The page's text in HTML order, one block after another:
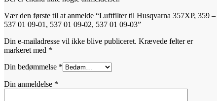
Vær den første til at anmelde “Luftfilter til Husqvarna 357XP, 359 –
537 01 09-01, 537 01 09-02, 537 01 09-03”
Din e-mailadresse vil ikke blive publiceret. Krævede felter er
markeret med *
Din bedømmelse *
Din anmeldelse *